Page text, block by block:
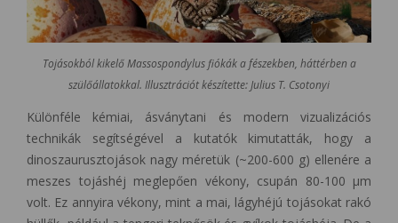
Tojásokból kikelő Massospondylus fiókák a fészekben, háttérben a
szülőállatokkal. Illusztrációt készítette: Julius T. Csotonyi
Különféle kémiai, ásványtani és modern vizualizációs
technikák segítségével a kutatók kimutatták, hogy a
dinoszaurusztojások nagy méretük (~200-600 g) ellenére a
meszes tojáshéj meglepően vékony, csupán 80-100 μm
volt. Ez annyira vékony, mint a mai, lágyhéjú tojásokat rakó